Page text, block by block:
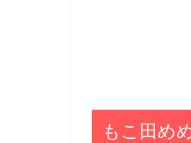
もこ田め